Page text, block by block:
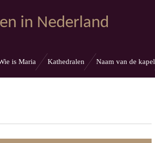
in Nederland
is Maria Kathedralen Naam van de kapel